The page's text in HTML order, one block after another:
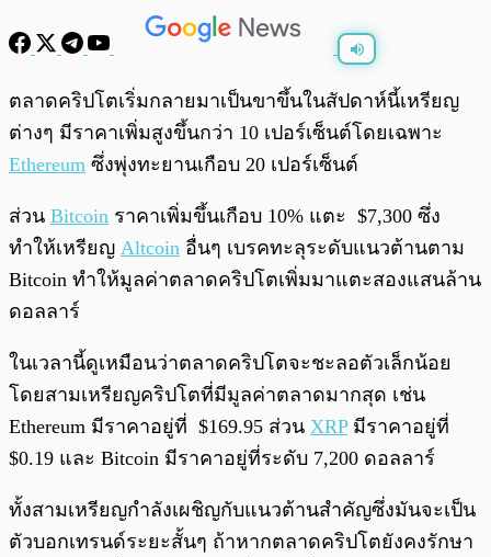
พร้อมเล่น 0:00/ 0:00
ตลาดคริปโตเริ่มกลายมาเป็นขาขึ้นในสัปดาห์นี้เหรียญ
ต่างๆ มีราคาเพิ่มสูงขึ้นกว่า 10 เปอร์เซ็นต์โดยเฉพาะ
Ethereum ซึ่งพุ่งทะยานเกือบ 20 เปอร์เซ็นต์
ส่วน Bitcoin ราคาเพิ่มขึ้นเกือบ 10% แตะ $7,300 ซึ่ง
ทำให้เหรียญ Altcoin อื่นๆ เบรคทะลุระดับแนวต้านตาม
Bitcoin ทำให้มูลค่าตลาดคริปโตเพิ่มมาแตะสองแสนล้าน
ดอลลาร์
ในเวลานี้ดูเหมือนว่าตลาดคริปโตจะชะลอตัวเล็กน้อย
โดยสามเหรียญคริปโตที่มีมูลค่าตลาดมากสุด เช่น
Ethereum มีราคาอยู่ที่ $169.95 ส่วน XRPมีราคาอยู่ที่
$0.19 และ Bitcoin มีราคาอยู่ที่ระดับ 7,200 ดอลลาร์
ทั้งสามเหรียญกำลังเผชิญกับแนวต้านสำคัญซึ่งมันจะเป็น
ตัวบอกเทรนด์ระยะสั้นๆ ถ้าหากตลาดคริปโตยังคงรักษา